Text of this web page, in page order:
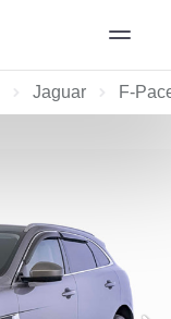
Jaguar F-